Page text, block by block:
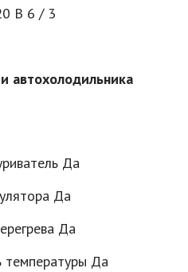
В 6 / 3
автохолодильника
Да
Да
Да
температуры Да